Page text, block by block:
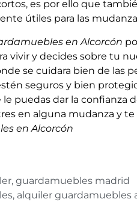
es por ello que
útiles para las
en Alcorcón
vivir y decides sobre tu
se cuidara bien de las
seguros y bien
puedas dar la confianza
en alguna mudanza y
en Alcorcón
, guardamuebles madrid
, alquiler guardamuebles